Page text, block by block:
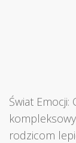
Świat Emocji:
rodzicom